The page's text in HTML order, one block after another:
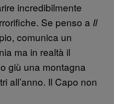
incredibilmente
Se penso a Il
comunica un
ma in realtà il
giù una montagna
all’anno. Il Capo non